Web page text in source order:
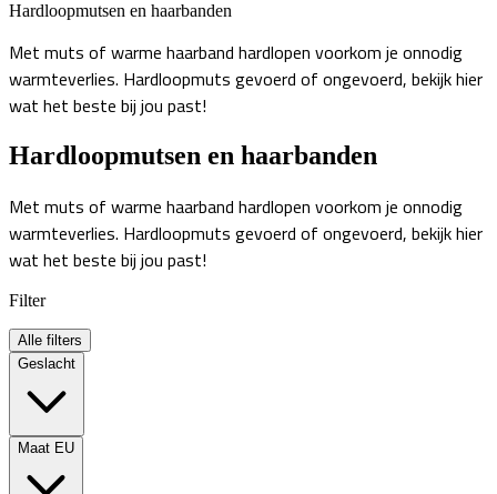
Hardloopmutsen en haarbanden
Met muts of warme haarband hardlopen voorkom je onnodig
warmteverlies. Hardloopmuts gevoerd of ongevoerd, bekijk hier
wat het beste bij jou past!
Hardloopmutsen en haarbanden
Met muts of warme haarband hardlopen voorkom je onnodig
warmteverlies. Hardloopmuts gevoerd of ongevoerd, bekijk hier
wat het beste bij jou past!
Filter
Alle filters
Geslacht
Maat EU